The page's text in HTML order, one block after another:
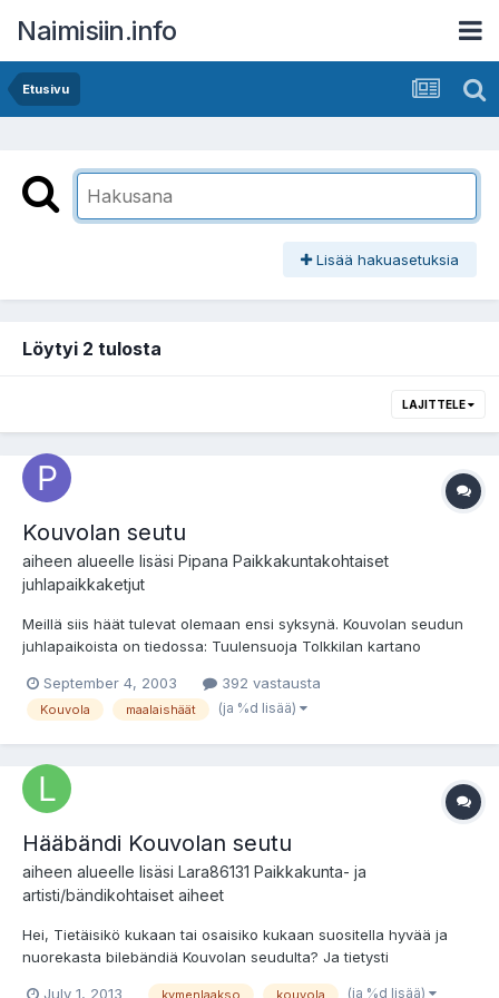
Naimisiin.info
Etusivu
Lisää hakuasetuksia
Löytyi 2 tulosta
LAJITTELE
Kouvolan seutu
aiheen alueelle lisäsi Pipana Paikkakuntakohtaiset
juhlapaikkaketjut
Meillä siis häät tulevat olemaan ensi syksynä. Kouvolan seudun
juhlapaikoista on tiedossa: Tuulensuoja Tolkkilan kartano
sellainen jossa ei olisi pitopalvelua, aiomme todennäköisesti
hommata ruuat itse. Onko kellään kokemusta Aurantolas...
September 4, 2003 392 vastausta
Kouvola maalaishäät (ja %d lisää)
Hääbändi Kouvolan seutu
aiheen alueelle lisäsi Lara86131 Paikkakunta- ja
artisti/bändikohtaiset aiheet
Hei, Tietäisikö kukaan tai osaisiko kukaan suositella hyvää ja
nuorekasta bilebändiä Kouvolan seudulta? Ja tietysti
July 1, 2013
kymenlaakso kouvola (ja %d lisää)